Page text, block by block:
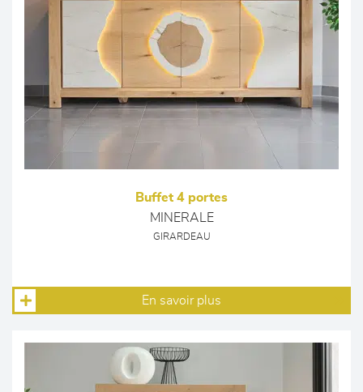
Buffet 4 portes
MINERALE
GIRARDEAU
En savoir plus